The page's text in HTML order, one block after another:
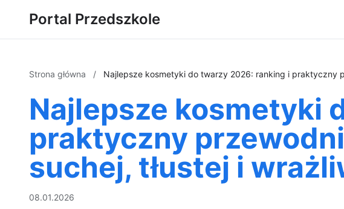
Portal Przedszkole
Strona główna / Najlepsze kosmetyki do twarzy 2026: ranking i praktyczny
Najlepsze kosmetyki
praktyczny
suchej, tłustej i
08.01.2026